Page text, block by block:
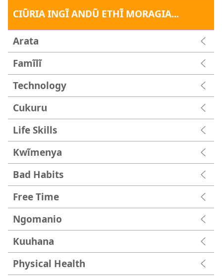
CIŨRIA INGĨ ANDŨ ETHĨ MORAGIA...
Arata
Famĩlĩ
Technology
Cukuru
Life Skills
Kwĩmenya
Bad Habits
Free Time
Ngomanio
Kuuhana
Physical Health